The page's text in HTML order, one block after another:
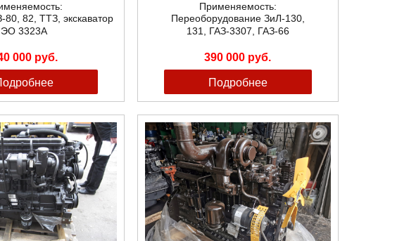
80, 82, ТТЗ, экскаватор
ЭО 3323А
000 руб.
Применяемость:
Переоборудование ЗиЛ-130,
131, ГАЗ-3307, ГАЗ-66
390 000 руб.
Подробнее